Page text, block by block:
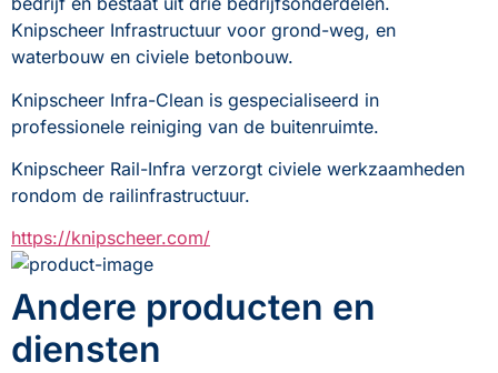
Knipscheer Infrastructuur voor grond-weg, en
waterbouw en civiele betonbouw.
Knipscheer Infra-Clean is gespecialiseerd in
professionele reiniging van de buitenruimte.
Knipscheer Rail-Infra verzorgt civiele werkzaamheden
rondom de railinfrastructuur.
https://knipscheer.com/
Andere producten en
diensten